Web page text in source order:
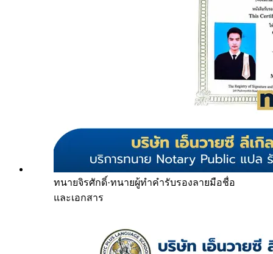
ทนายจิรศักดิ์·ทนายผู้ทำคำรับรองลายมือชื่อ
และเอกสาร